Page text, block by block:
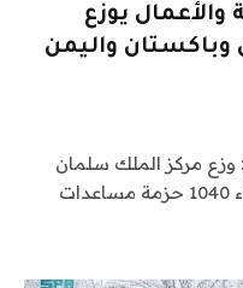
يوزع
وباكستان واليمن
02-01 10:10 الرياض: وزع مركز الملك سلمان
للإغاثة والأعمال الإنسانية يوم الثلاثاء 1040 حزمة مساعدات